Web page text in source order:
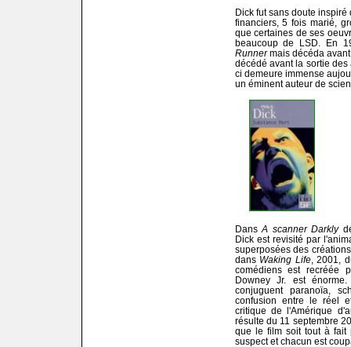
Dick fut sans doute
financiers, 5 fois marié,
que certaines de ses
beaucoup de LSD. En
Runnermais décéda
décédé avant la sortie
ci demeure immense
un éminent auteur de
DansA scanner Darkly
Dick est revisité par
superposées des
dans Waking Life, 2001,
comédiens est recréée
Downey Jr. est
conjuguent paranoïa,
confusion entre le réel
critique de l'Amérique
résulte du 11 septembre
que le film soit tout à fait
suspect et chacun est